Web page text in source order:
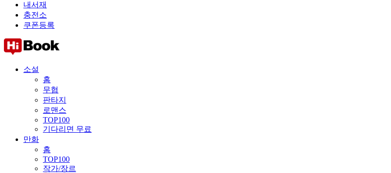
내서재
충전소
쿠폰등록
소설
홈
무협
판타지
로맨스
TOP100
기다리면 무료
만화
홈
TOP100
작가/장르